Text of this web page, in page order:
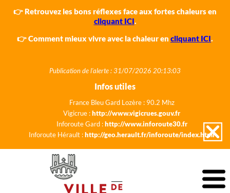
👉 Retrouvez les bons réflexes face aux fortes chaleurs en
cliquant ICI.
👉 Comment mieux vivre avec la chaleur en cliquant ICI.
Publication de l'alerte : 31/07/2026 20:13:03
Infos utiles
France Bleu Gard Lozère : 90.2 Mhz
Vigicrue :http://www.vigicrues.gouv.fr
Inforoute Gard :http://www.inforoute30.fr
Inforoute Hérault :http://geo.herault.fr/inforoute/index.html